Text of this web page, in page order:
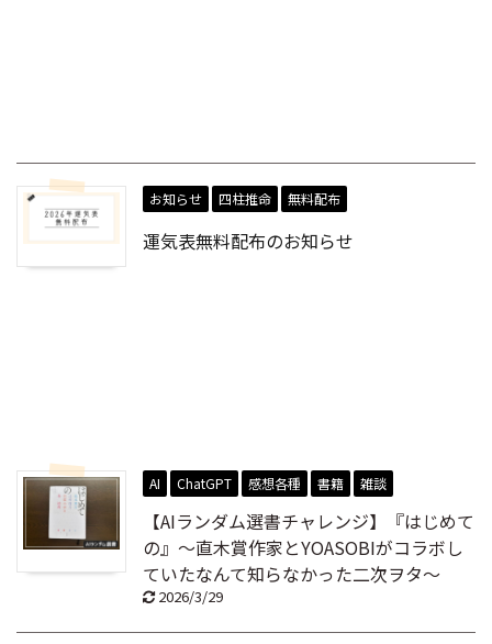
お知らせ 四柱推命 無料配布
運気表無料配布のお知らせ
AI ChatGPT 感想各種 書籍 雑談
【AIランダム選書チャレンジ】『はじめて
の』～直木賞作家とYOASOBIがコラボし
ていたなんて知らなかった二次ヲタ～
2026/3/29